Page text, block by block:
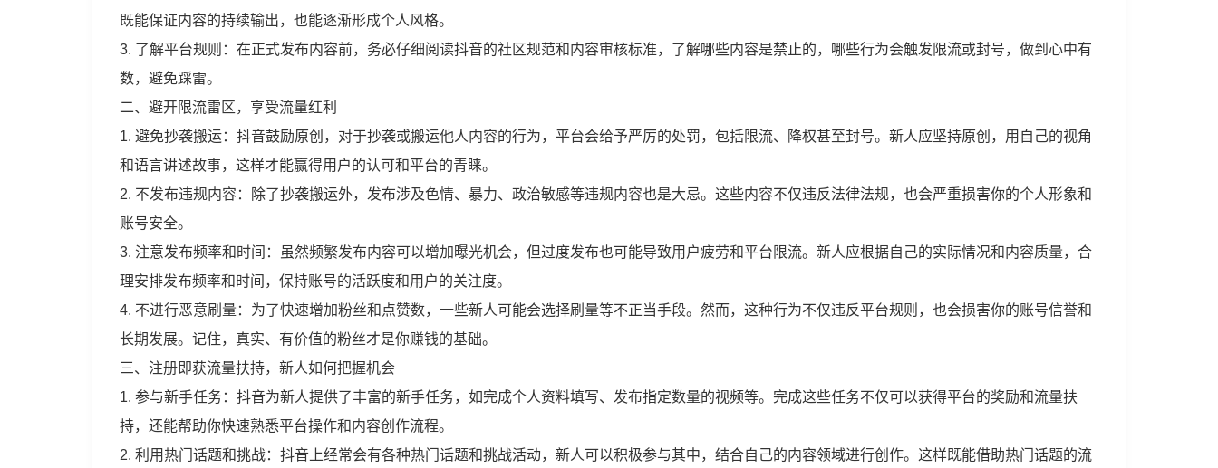
既能保证内容的持续输出，也能逐渐形成个人风格。
3. 了解平台规则：在正式发布内容前，务必仔细阅读抖音的社区规范和内容审核标准，了解哪些内容是禁止的，哪些行为会触发限流或封号，做到心中有
数，避免踩雷。
二、避开限流雷区，享受流量红利
1. 避免抄袭搬运：抖音鼓励原创，对于抄袭或搬运他人内容的行为，平台会给予严厉的处罚，包括限流、降权甚至封号。新人应坚持原创，用自己的视角
和语言讲述故事，这样才能赢得用户的认可和平台的青睐。
2. 不发布违规内容：除了抄袭搬运外，发布涉及色情、暴力、政治敏感等违规内容也是大忌。这些内容不仅违反法律法规，也会严重损害你的个人形象和
账号安全。
3. 注意发布频率和时间：虽然频繁发布内容可以增加曝光机会，但过度发布也可能导致用户疲劳和平台限流。新人应根据自己的实际情况和内容质量，合
理安排发布频率和时间，保持账号的活跃度和用户的关注度。
4. 不进行恶意刷量：为了快速增加粉丝和点赞数，一些新人可能会选择刷量等不正当手段。然而，这种行为不仅违反平台规则，也会损害你的账号信誉和
长期发展。记住，真实、有价值的粉丝才是你赚钱的基础。
三、注册即获流量扶持，新人如何把握机会
1. 参与新手任务：抖音为新人提供了丰富的新手任务，如完成个人资料填写、发布指定数量的视频等。完成这些任务不仅可以获得平台的奖励和流量扶
持，还能帮助你快速熟悉平台操作和内容创作流程。
2. 利用热门话题和挑战：抖音上经常会有各种热门话题和挑战活动，新人可以积极参与其中，结合自己的内容领域进行创作。这样既能借助热门话题的流